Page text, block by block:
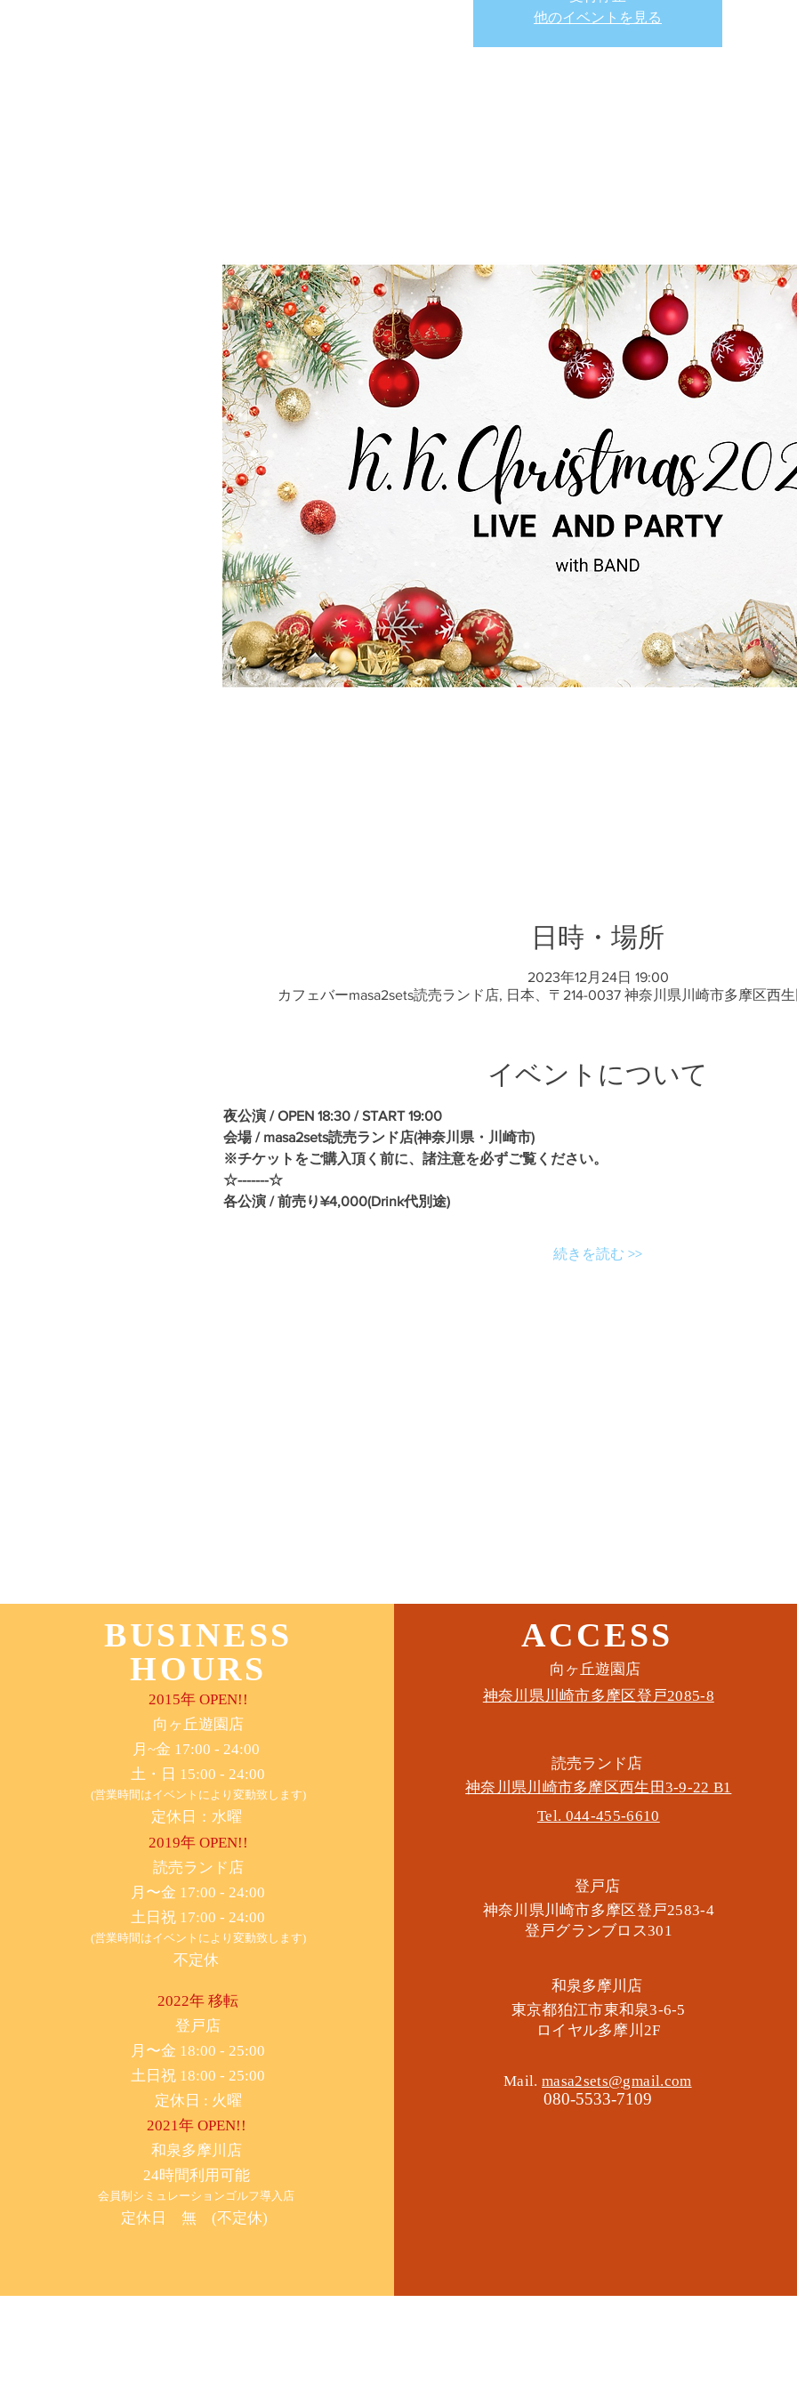
他のイベントを見る
日時・場所
2023年12月24日 19:00
カフェバーmasa2sets読売ランド店, 日本、〒214-0037 神奈川県川崎市多摩区西
イベントについて
夜公演 / OPEN 18:30 / START 19:00
会場 / masa2sets読売ランド店(神奈川県・川崎市)
※チケットをご購入頂く前に、諸注意を必ずご覧ください。
☆-------☆
各公演 / 前売り¥4,000(Drink代別途)
続きを読む >>
このイベントをシェア
BUSINESS
HOURS
2015年 OPEN!!
​向ヶ丘遊園店
月~金 17:00 - 24:00
土・日 15:00 - 24:00
(営業時間はイベントにより変動致します)
定休日：水曜
2019年 OPEN!!
​読売ランド店
月〜金 17:00 - 24:00
土日祝 17:00 - 24:00
(営業時間はイベントにより変動致します)
不定休
2022年 移転
​登戸店
月〜金 18:00 - 25:00
土日祝 18:00 - 25:00
​定休日 : 火曜
2021年 OPEN!!
​和泉多摩川店
24時間利用可能
​会員制シミュレーションゴルフ導入店
定休日 無 (不定休)
ACCESS
​向ヶ丘遊園店
神奈川県川崎市多摩区​登戸2085-8
​読売ランド店
神奈川県川崎市多摩区​西生田3-9-22 B1
Tel. 044-455-6610
​登戸店
神奈川県川崎市多摩区​登戸2583-4
​登戸グランブロス301
​和泉多摩川店
東京都狛江市東和泉3-6-5
​ロイヤル多摩川2F
Mail.masa2sets@gmail.com
080-5533-7109